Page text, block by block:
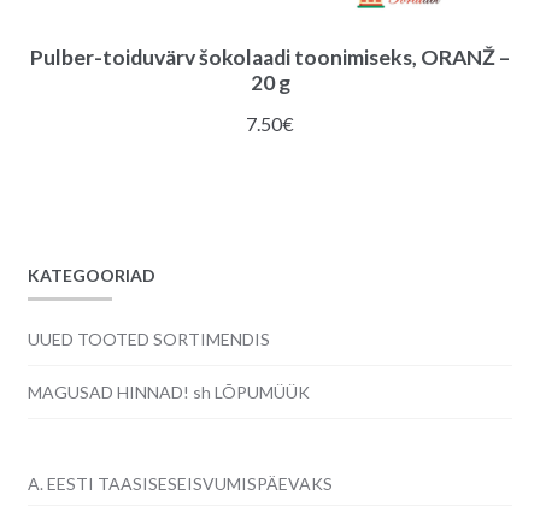
Pulber-toiduvärv šokolaadi toonimiseks, ORANŽ –
20 g
7.50€
KATEGOORIAD
UUED TOOTED SORTIMENDIS
MAGUSAD HINNAD! sh LÕPUMÜÜK
A. EESTI TAASISESEISVUMISPÄEVAKS